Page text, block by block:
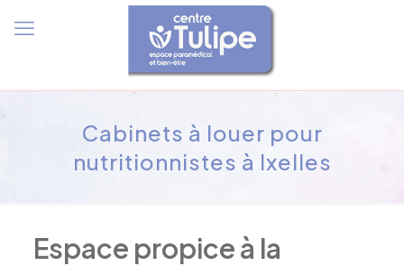
Cabinets à louer pour
nutritionnistes à Ixelles
Espace propice à la